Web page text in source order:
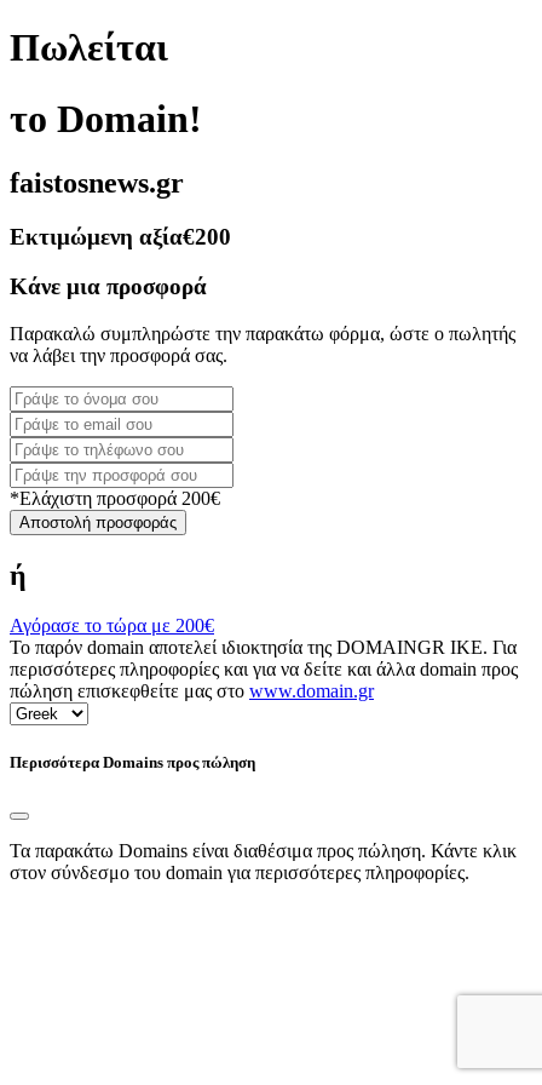
Πωλείται
το Domain!
faistosnews.gr
Εκτιμώμενη αξία€200
Κάνε μια προσφορά
Παρακαλώ συμπληρώστε την παρακάτω φόρμα, ώστε ο πωλητής
να λάβει την προσφορά σας.
*Ελάχιστη προσφορά 200€
Αποστολή προσφοράς
ή
Αγόρασε το τώρα με 200€
Το παρόν domain αποτελεί ιδιοκτησία της DOMAINGR ΙΚΕ. Για
περισσότερες πληροφορίες και για να δείτε και άλλα domain προς
πώληση επισκεφθείτε μας στο www.domain.gr
Περισσότερα Domains προς πώληση
Τα παρακάτω Domains είναι διαθέσιμα προς πώληση. Κάντε κλικ
στον σύνδεσμο του domain για περισσότερες πληροφορίες.